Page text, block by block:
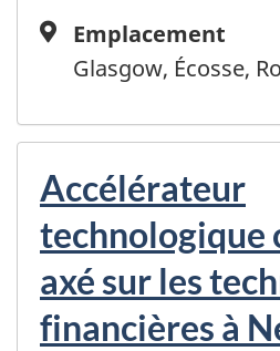
Emplacement
Emplacement
Glasgow, Écosse,
Accélérateur
technologique
axé sur les
financières à